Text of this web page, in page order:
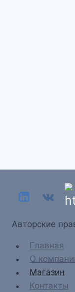
Aвторские
Главная
О
Магазин
Контакты